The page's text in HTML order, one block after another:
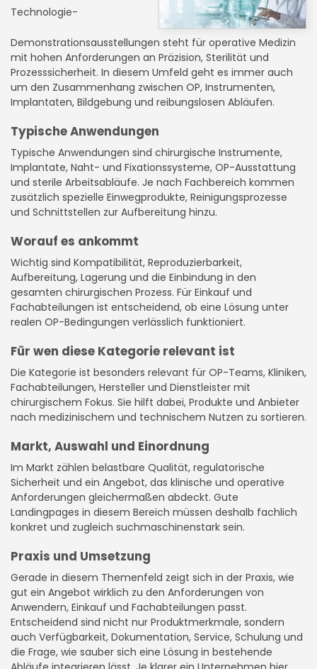
Technologie-
Demonstrationsausstellungen steht für operative Medizin
mit hohen Anforderungen an Präzision, Sterilität und
Prozesssicherheit. In diesem Umfeld geht es immer auch
um den Zusammenhang zwischen OP, Instrumenten,
Implantaten, Bildgebung und reibungslosen Abläufen.
Typische Anwendungen
Typische Anwendungen sind chirurgische Instrumente,
Implantate, Naht- und Fixationssysteme, OP-Ausstattung
und sterile Arbeitsabläufe. Je nach Fachbereich kommen
zusätzlich spezielle Einwegprodukte, Reinigungsprozesse
und Schnittstellen zur Aufbereitung hinzu.
Worauf es ankommt
Wichtig sind Kompatibilität, Reproduzierbarkeit,
Aufbereitung, Lagerung und die Einbindung in den
gesamten chirurgischen Prozess. Für Einkauf und
Fachabteilungen ist entscheidend, ob eine Lösung unter
realen OP-Bedingungen verlässlich funktioniert.
Für wen diese Kategorie relevant ist
Die Kategorie ist besonders relevant für OP-Teams, Kliniken,
Fachabteilungen, Hersteller und Dienstleister mit
chirurgischem Fokus. Sie hilft dabei, Produkte und Anbieter
nach medizinischem und technischem Nutzen zu sortieren.
Markt, Auswahl und Einordnung
Im Markt zählen belastbare Qualität, regulatorische
Sicherheit und ein Angebot, das klinische und operative
Anforderungen gleichermaßen abdeckt. Gute
Landingpages in diesem Bereich müssen deshalb fachlich
konkret und zugleich suchmaschinenstark sein.
Praxis und Umsetzung
Gerade in diesem Themenfeld zeigt sich in der Praxis, wie
gut ein Angebot wirklich zu den Anforderungen von
Anwendern, Einkauf und Fachabteilungen passt.
Entscheidend sind nicht nur Produktmerkmale, sondern
auch Verfügbarkeit, Dokumentation, Service, Schulung und
die Frage, wie sauber sich eine Lösung in bestehende